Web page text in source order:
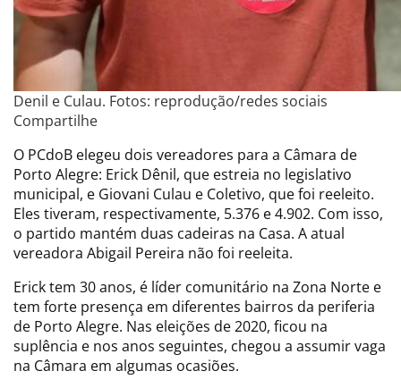
Denil e Culau. Fotos: reprodução/redes sociais
Compartilhe
O PCdoB elegeu dois vereadores para a Câmara de
Porto Alegre: Erick Dênil, que estreia no legislativo
municipal, e Giovani Culau e Coletivo, que foi reeleito.
Eles tiveram, respectivamente, 5.376 e 4.902. Com isso,
o partido mantém duas cadeiras na Casa. A atual
vereadora Abigail Pereira não foi reeleita.
Erick tem 30 anos, é líder comunitário na Zona Norte e
tem forte presença em diferentes bairros da periferia
de Porto Alegre. Nas eleições de 2020, ficou na
suplência e nos anos seguintes, chegou a assumir vaga
na Câmara em algumas ocasiões.